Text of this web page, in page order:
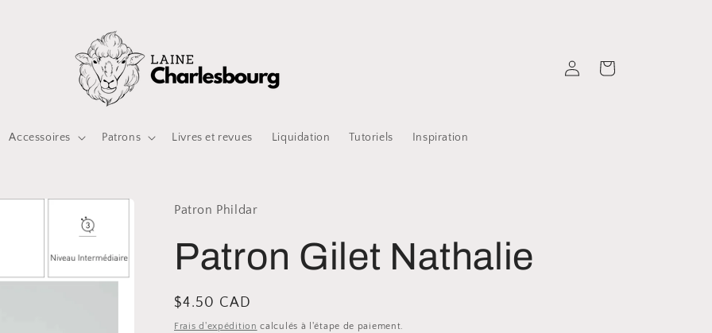
Accessoires Patrons Livres et revues Liquidation Tutoriels Inspiration
Connexion Panier
Patron Phildar
Patron Gilet Nathalie
Prix
habituel
$4.50 CAD
Frais d'expédition calculés à l'étape de paiement.